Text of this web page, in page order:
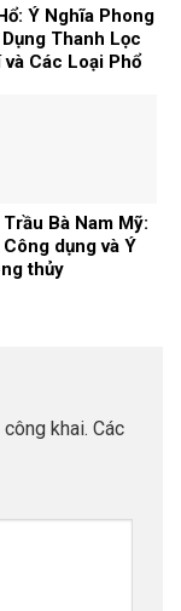
Ý Nghĩa Phong
Thanh Lọc
và Các Loại Phổ
Bà Nam Mỹ:
dụng và Ý
thủy
khai. Các